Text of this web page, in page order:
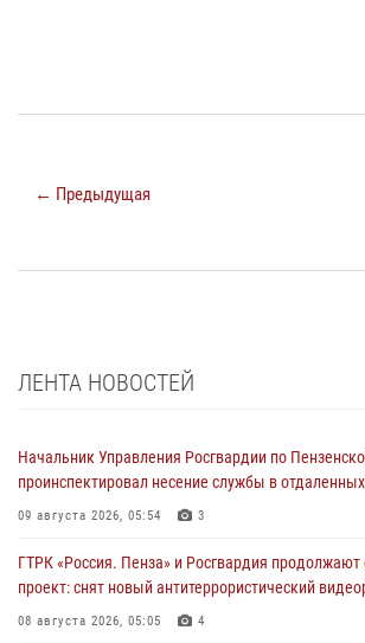
← Предыдущая
ЛЕНТА НОВОСТЕЙ
Начальник Управления Росгвардии по
проинспектировал несение службы в
09 августа 2026, 05:54 3
ГТРК «Россия. Пенза» и Росгвардия
проект: снят новый антитеррористический
08 августа 2026, 05:05 4